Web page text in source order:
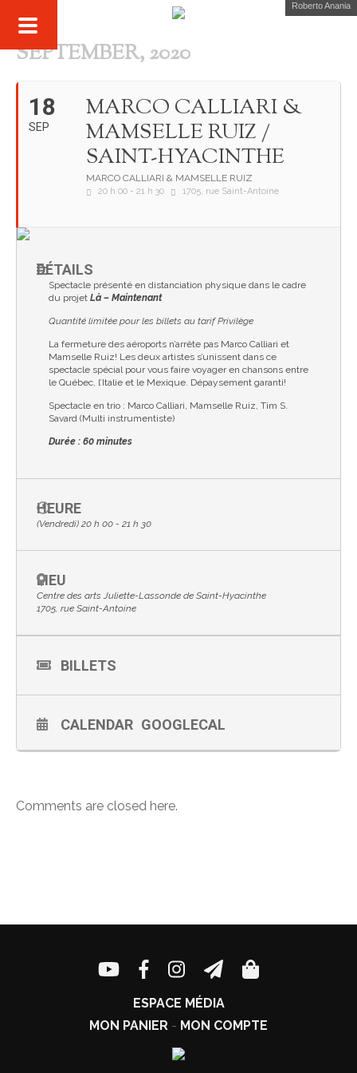
Roberto Anania
SEPTEMBER, 2020
18
SEP
MARCO CALLIARI &
MAMSELLE RUIZ /
SAINT-HYACINTHE
MARCO CALLIARI & MAMSELLE RUIZ
20 h 00 - 21 h 30 1705, rue Saint-Antoine
DÉTAILS
Spectacle présenté en distanciation physique dans le cadre
du projet Là – Maintenant
Quantité limitée pour les billets au tarif Privilège
La fermeture des aéroports n’arrête pas Marco Calliari et
Mamselle Ruiz! Les deux artistes s’unissent dans ce
spectacle spécial pour vous faire voyager en chansons entre
le Québec, l’Italie et le Mexique. Dépaysement garanti!
Spectacle en trio : Marco Calliari, Mamselle Ruiz, Tim S.
Savard (Multi instrumentiste)
Durée : 60 minutes
HEURE
(Vendredi) 20 h 00 - 21 h 30
LIEU
Centre des arts Juliette-Lassonde de Saint-Hyacinthe
1705, rue Saint-Antoine
BILLETS
CALENDAR GOOGLECAL
Comments are closed here.
ESPACE MÉDIA
MON PANIER - MON COMPTE